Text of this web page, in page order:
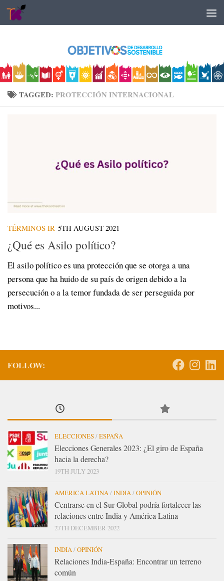
Skip to content
TAGGED: PROTECCIÓN INTERNACIONAL
TÉRMINOS IR 5TH AUGUST 2021
¿Qué es Asilo político?
El asilo político es una protección que se otorga a una
persona que ha huido de su país de origen debido a la
persecución o a la temor fundada de ser perseguida por
motivos...
FOLLOW:
ELECCIONES/ESPAÑA
Elecciones Generales 2023: ¿El giro de España
hacia la derecha?
19TH JULY 2023
AMERICA LATINA/INDIA/OPINIÓN
Centrarse en el Sur Global podría fortalecer las
relaciones entre India y América Latina
27TH DECEMBER 2022
INDIA/OPINIÓN
Relaciones India-España: Encontrar un terreno
común